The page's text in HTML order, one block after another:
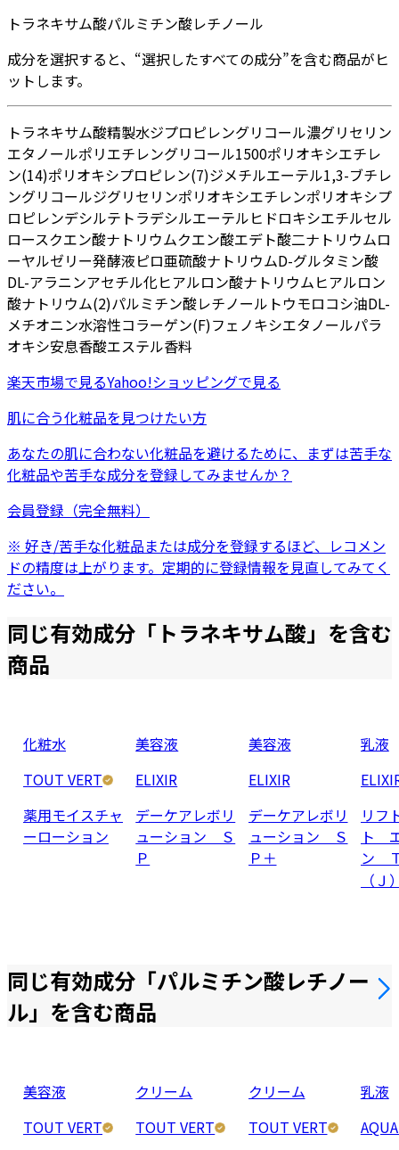
トラネキサム酸パルミチン酸レチノール
成分を選択すると、“選択したすべての成分”を含む商品がヒ
ットします。
トラネキサム酸精製水ジプロピレングリコール濃グリセリン
エタノールポリエチレングリコール1500ポリオキシエチレ
ン(14)ポリオキシプロピレン(7)ジメチルエーテル1,3-ブチレ
ングリコールジグリセリンポリオキシエチレンポリオキシプ
ロピレンデシルテトラデシルエーテルヒドロキシエチルセル
ロースクエン酸ナトリウムクエン酸エデト酸二ナトリウムロ
ーヤルゼリー発酵液ピロ亜硫酸ナトリウムD-グルタミン酸
DL-アラニンアセチル化ヒアルロン酸ナトリウムヒアルロン
酸ナトリウム(2)パルミチン酸レチノール トウモロコシ油DL-
メチオニン水溶性コラーゲン(F)フェノキシエタノールパラ
オキシ安息香酸エステル香料
楽天市場で見るYahoo!ショッピングで見る
肌に合う化粧品を見つけたい方
あなたの肌に合わない化粧品を避けるために、まずは苦手な
化粧品や苦手な成分を登録してみませんか？
会員登録（完全無料）
※ 好き/苦手な化粧品または成分を登録するほど、レコメン
ドの精度は上がります。定期的に登録情報を見直してみてく
ださい。
同じ有効成分「 トラネキサム酸」を含む
商品
化粧水
TOUT VERT
薬用モイスチャ
ーローション
美容液
ELIXIR
デーケアレボリ
ューション Ｓ
Ｐ
美容液
ELIXIR
デーケアレボリ
ューション Ｓ
Ｐ＋
乳液
リフ
ト
ン
（Ｊ
同じ有効成分「パルミチン酸レチノー
ル」を含む商品
美容液
TOUT VERT
クリーム
TOUT VERT
クリーム
TOUT VERT
乳液